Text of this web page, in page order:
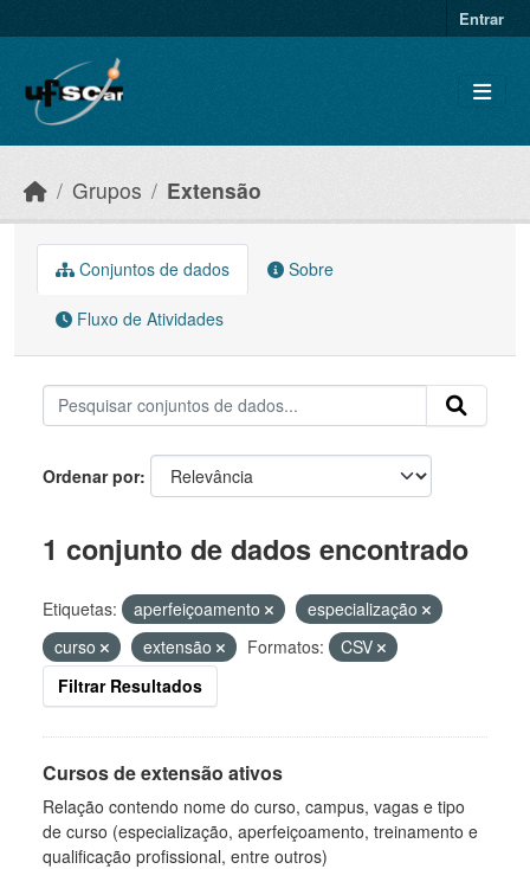
Entrar
Grupos Extensão
Conjuntos de dados Sobre
Fluxo de Atividades
Ordenar por
1 conjunto de dados encontrado
Etiquetas: aperfeiçoamento
especialização
curso
extensão Formatos:
CSV
Filtrar Resultados
Cursos de extensão ativos
Relação contendo nome do curso, campus, vagas e tipo
de curso (especialização, aperfeiçoamento, treinamento e
qualificação profissional, entre outros)